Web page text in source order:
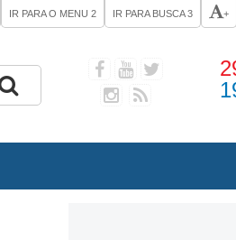
IR PARA O MENU 2 IR PARA BUSCA3 +